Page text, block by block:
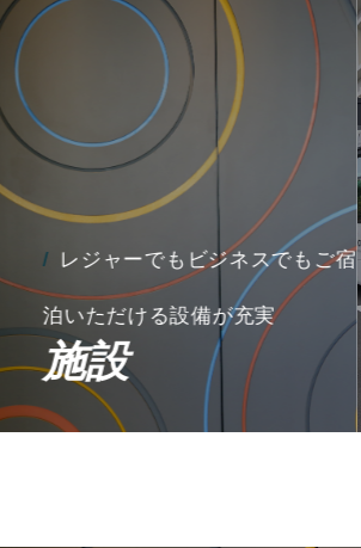
レジャーでもビジネスでもご宿
泊いただける設備が充実
施設